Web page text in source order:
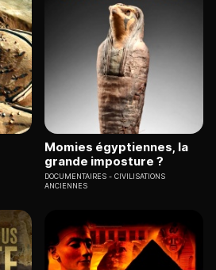
Momies égyptiennes, la
grande imposture ?
DOCUMENTAIRES
CIVILISATIONS
ANCIENNES